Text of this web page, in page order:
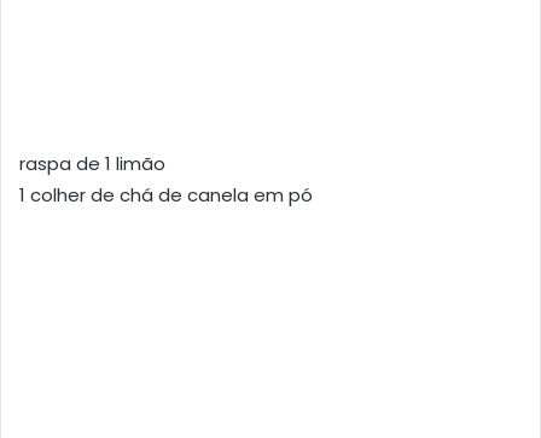
raspa de 1 limão
1 colher de chá de canela em pó